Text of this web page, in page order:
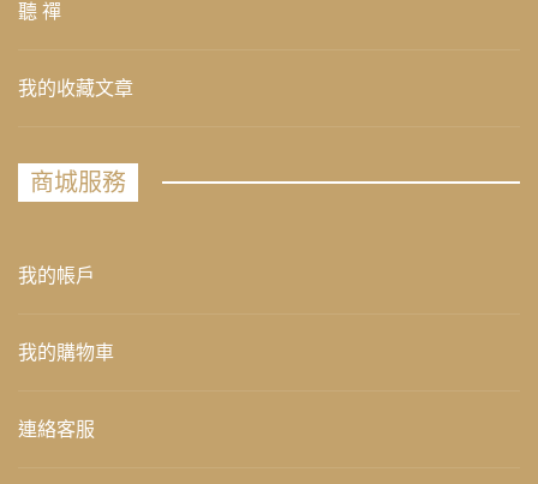
聽 禪
我的收藏文章
商城服務
我的帳戶
我的購物車
連絡客服